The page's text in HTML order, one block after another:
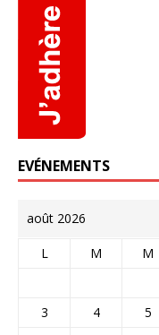
EVÉNEMENTS
août 2026
L M M
3
4 5